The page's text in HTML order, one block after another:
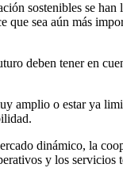
sostenibles se han
que sea aún más
deben tener en
amplio o estar ya
dinámico, la
y los servicios